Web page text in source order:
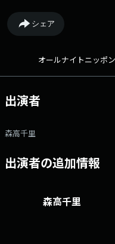
山良子 （火）鈴木杏樹 （水
2）、岸谷香（第4） （木）
10@1242.com 番組ホー
シェア
オールナイトニッポ
出演者
森高千里
出演者の追加情報
森高千里